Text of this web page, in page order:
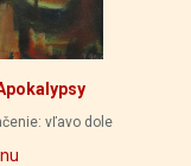
vľavo dole